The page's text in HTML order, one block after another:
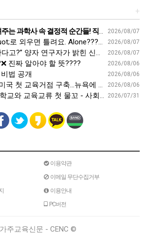
+
2026/08/07
을 뛰어넘는 과학적 통찰 : 생각하는 청소년을 위한 과학 시리즈 1부(feat.박문호 박사)
2026/08/07
틀려요. Alone????By myself????On my own
2026/08/07
이 무기가 되는 방법 | 이정현 KIST 양자기술연구단 선임연구원 | 양자 컴퓨터 인생 | 세바시 2121회
2026/08/06
진짜 알아야 할 뜻????
2026/08/06
법 공개
2026/08/06
구축…뉴욕에 미주글로벌센터 개소 - 재외동포신문
2026/07/31
교육교류 첫 물꼬 - 사회적경제뉴스
이용약관
이메일 무단수집거부
이용안내
PC버전
가주교육신문 - CENC ©